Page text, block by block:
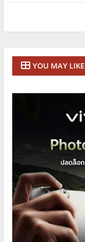
YOU MAY LIKE